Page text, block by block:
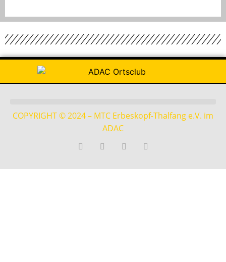
COPYRIGHT © 2024 – MTC Erbeskopf-Thalfang e.V. im
ADAC